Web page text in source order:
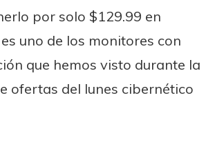
por solo $129.99 en
uno de los monitores con
que hemos visto durante la
ofertas del lunes cibernético